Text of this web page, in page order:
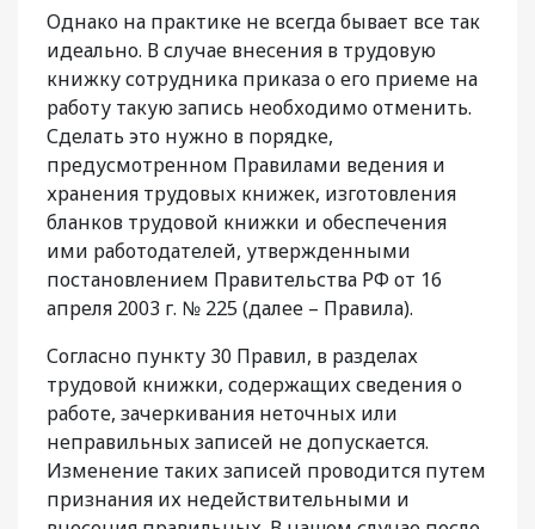
Однако на практике не всегда бывает все так
идеально. В случае внесения в трудовую
книжку сотрудника приказа о его приеме на
работу такую запись необходимо отменить.
Сделать это нужно в порядке,
предусмотренном Правилами ведения и
хранения трудовых книжек, изготовления
бланков трудовой книжки и обеспечения
ими работодателей, утвержденными
постановлением Правительства РФ от 16
апреля 2003 г. № 225 (далее – Правила).
Согласно пункту 30 Правил, в разделах
трудовой книжки, содержащих сведения о
работе, зачеркивания неточных или
неправильных записей не допускается.
Изменение таких записей проводится путем
признания их недействительными и